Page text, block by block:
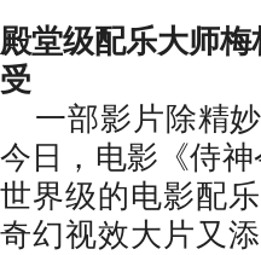
殿堂级配乐大师
受
一部影片除精
今日，电影《侍
世界级的电影配
奇幻视效大片又